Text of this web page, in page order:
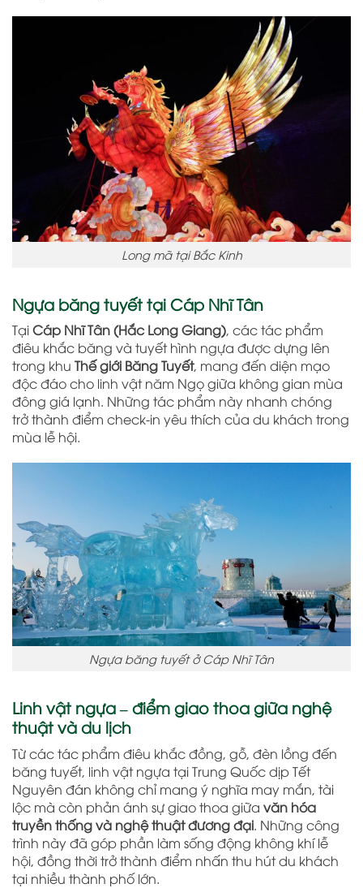
Long mã tại Bắc Kinh
Ngựa băng tuyết tại Cáp Nhĩ Tân
TạiCáp Nhĩ Tân (Hắc Long Giang), các tác phẩm
điêu khắc băng và tuyết hình ngựa được dựng lên
trong khu Thế giới Băng Tuyết, mang đến diện mạo
độc đáo cho linh vật năm Ngọ giữa không gian mùa
đông giá lạnh. Những tác phẩm này nhanh chóng
trở thành điểm check-in yêu thích của du khách trong
mùa lễ hội.
Ngựa băng tuyết ở Cáp Nhĩ Tân
Linh vật ngựa – điểm giao thoa giữa nghệ
thuật và du lịch
Từ các tác phẩm điêu khắc đồng, gỗ, đèn lồng đến
băng tuyết, linh vật ngựa tại Trung Quốc dịp Tết
Nguyên đán không chỉ mang ý nghĩa may mắn, tài
lộc mà còn phản ánh sự giao thoa giữa văn hóa
truyền thống và nghệ thuật đương đại. Những công
trình này đã góp phần làm sống động không khí lễ
hội, đồng thời trở thành điểm nhấn thu hút du khách
tại nhiều thành phố lớn.